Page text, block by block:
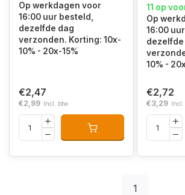
Op werkdagen voor
16:00 uur besteld,
dezelfde dag
verzonden. Korting: 10x-
10% - 20x-15%
€2,47
€2,99 Incl. btw
11 op
Op
16:00
dezelfde
10% -
€2,72
€3,29 Incl.
1